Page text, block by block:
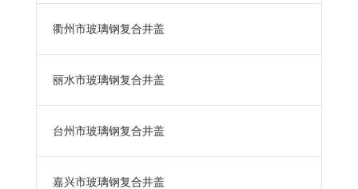
衢州市玻璃钢复合井盖
丽水市玻璃钢复合井盖
台州市玻璃钢复合井盖
嘉兴市玻璃钢复合井盖